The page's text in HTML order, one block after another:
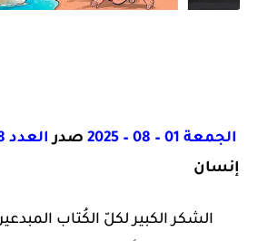
الجمعة 01 – 08 – 2025 صدر العدد 98
إنسان
الشكر الكبير لكلّ الكُتاب